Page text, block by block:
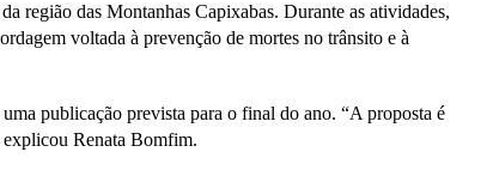
região das Montanhas Capixabas. Durante as atividades,
voltada à prevenção de mortes no trânsito e à
publicação prevista para o final do ano. “A proposta é
explicou Renata Bomfim.